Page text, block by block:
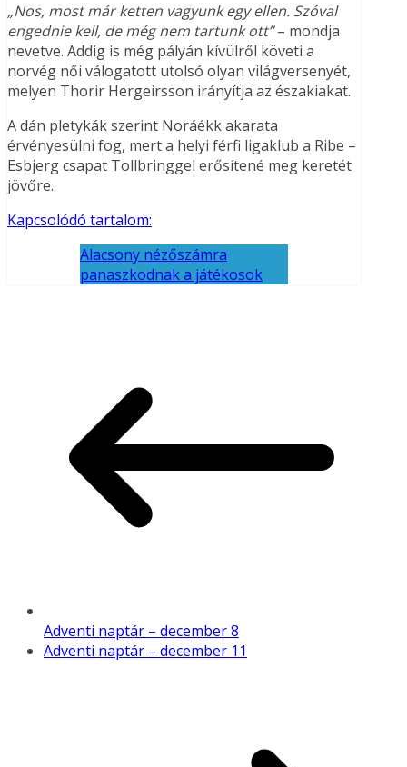
„Nos, most már ketten vagyunk egy ellen. Szóval
engednie kell, de még nem tartunk ott”– mondja
nevetve. Addig is még pályán kívülről követi a
norvég női válogatott utolsó olyan világversenyét,
melyen Thorir Hergeirsson irányítja az északiakat.
A dán pletykák szerint Noráékk akarata
érvényesülni fog, mert a helyi férfi ligaklub a Ribe –
Esbjerg csapat Tollbringgel erősítené meg keretét
jövőre.
Kapcsolódó tartalom:
Alacsony nézőszámra
panaszkodnak a játékosok
Adventi naptár – december 8
Adventi naptár – december 11